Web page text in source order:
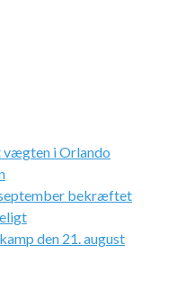
vægten i Orlando
bekræftet
den 21. august